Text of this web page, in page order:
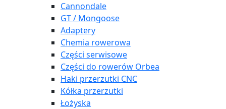
Cannondale
GT / Mongoose
Adaptery
Chemia rowerowa
Części serwisowe
Części do rowerów Orbea
Haki przerzutki CNC
Kółka przerzutki
Łożyska